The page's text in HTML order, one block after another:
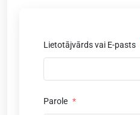
Lietotājvārds vai E-pasts
Parole *